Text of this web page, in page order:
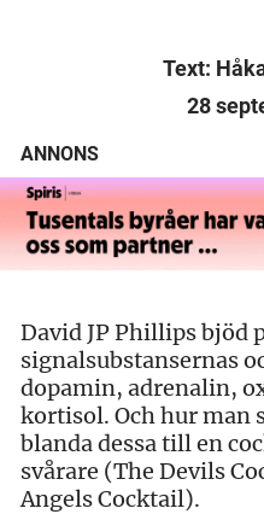
Text:
28
ANNONS
David JP Phillips bjöd
signalsubstansernas
dopamin, adrenalin,
kortisol. Och hur man
blanda dessa till en
svårare (The Devils
Angels Cocktail).